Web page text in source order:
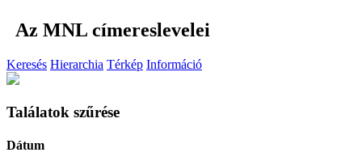
Az MNL címereslevelei
Keresés Hierarchia Térkép Információ
Találatok szűrése
Dátum